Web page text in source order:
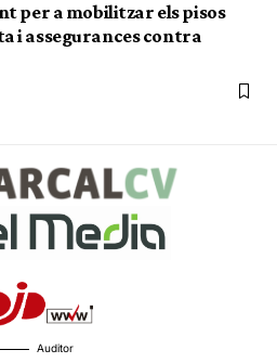
per a mobilitzar els pisos
i assegurances contra
Auditor